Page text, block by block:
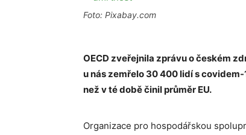
Foto: Pixabay.com
OECD zveřejnila zprávu o českém
u nás zemřelo 30 400 lidí s
než v té době činil průměr EU.
Organizace pro hospodářskou